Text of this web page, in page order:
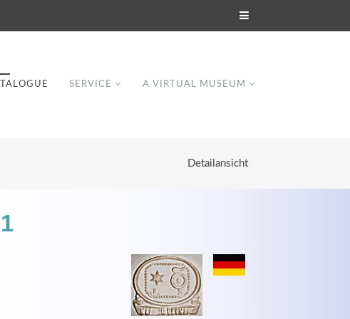
SERVICE A VIRTUAL MUSEUM
Detailansicht
Lorem ipsum dolor sit amet, consectetuer
adipiscing elit. Aenean commodo ligula eget
dolor.